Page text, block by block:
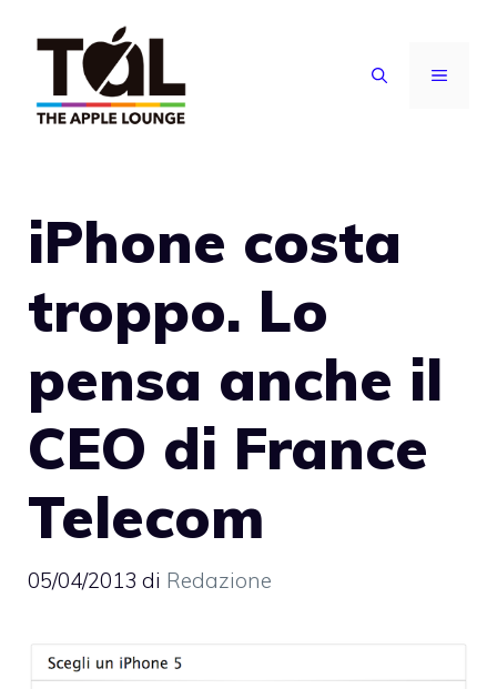
contenuto
MENU
iPhone costa
troppo. Lo
pensa anche il
CEO di France
Telecom
05/04/2013 di Redazione